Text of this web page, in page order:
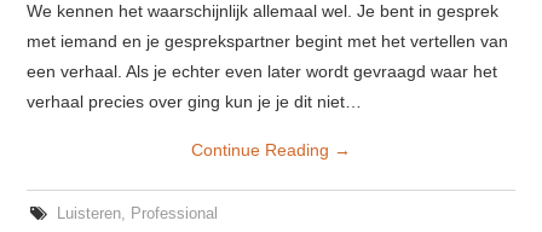
We kennen het waarschijnlijk allemaal wel. Je bent in gesprek
met iemand en je gesprekspartner begint met het vertellen van
een verhaal. Als je echter even later wordt gevraagd waar het
verhaal precies over ging kun je je dit niet…
Continue Reading →
Luisteren, Professional